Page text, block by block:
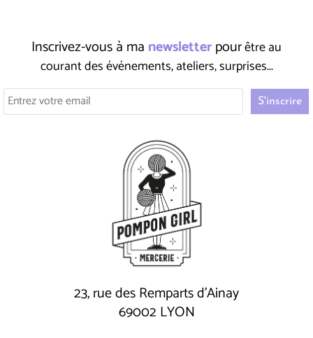
Inscrivez-vous à ma newsletterpourêtre au
courant des événements, ateliers, surprises...
23, rue des Remparts d'Ainay
69002 LYON